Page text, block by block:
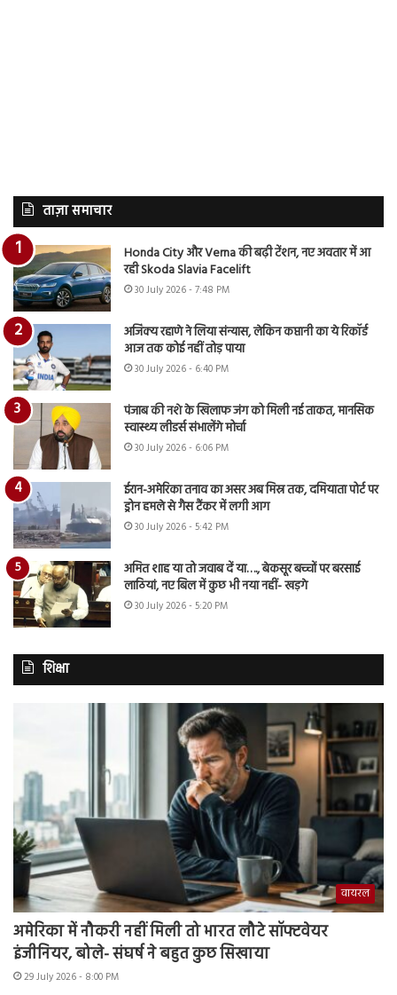
ताज़ा समाचार
Honda City और Verna की बढ़ी टेंशन, नए अवतार में आ
रही Skoda Slavia Facelift
30 July 2026 - 7:48 PM
अजिंक्य रहाणे ने लिया संन्यास, लेकिन कप्तानी का ये रिकॉर्ड
आज तक कोई नहीं तोड़ पाया
30 July 2026 - 6:40 PM
पंजाब की नशे के खिलाफ जंग को मिली नई ताकत, मानसिक
स्वास्थ्य लीडर्स संभालेंगे मोर्चा
30 July 2026 - 6:06 PM
ईरान-अमेरिका तनाव का असर अब मिस्र तक, दमियाता पोर्ट पर
ड्रोन हमले से गैस टैंकर में लगी आग
30 July 2026 - 5:42 PM
अमित शाह या तो जवाब दें या…., बेकसूर बच्चों पर बरसाई
लाठियां, नए बिल में कुछ भी नया नहीं- खड़गे
30 July 2026 - 5:20 PM
शिक्षा
वायरल
अमेरिका में नौकरी नहीं मिली तो भारत लौटे सॉफ्टवेयर
इंजीनियर, बोले- संघर्ष ने बहुत कुछ सिखाया
29 July 2026 - 8:00 PM